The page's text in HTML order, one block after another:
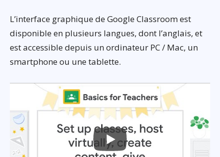
L’interface graphique de Google Classroom est
disponible en plusieurs langues, dont l’anglais, et
est accessible depuis un ordinateur PC / Mac, un
smartphone ou une tablette.